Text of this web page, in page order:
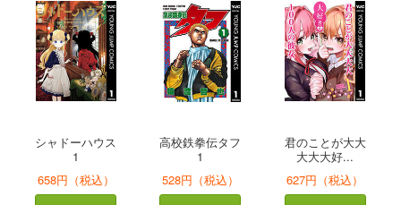
シャドーハウス
1
658円（税込）
高校鉄拳伝タフ
1
528円（税込）
君のことが大大
大大大好...
627円（税込）